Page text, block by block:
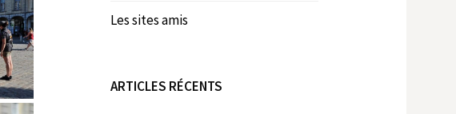
Les sites amis
ARTICLES RÉCENTS